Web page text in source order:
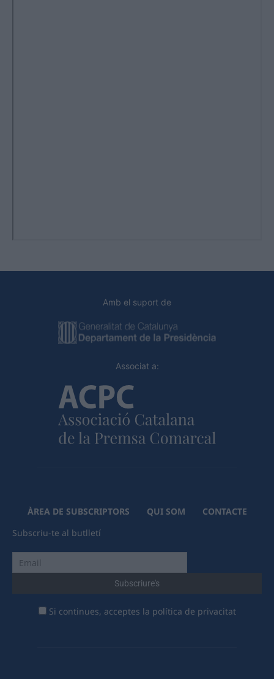
Amb el suport de
Associat a:
ÀREA DE SUBSCRIPTORS QUI SOM
CONTACTE
Subscriu-te al butlletí
Si continues, acceptes la política de privacitat